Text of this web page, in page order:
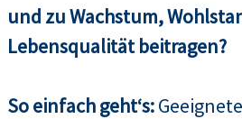
und zu Wachstum,
Lebensqualität beitragen?
So einfach geht‘s: